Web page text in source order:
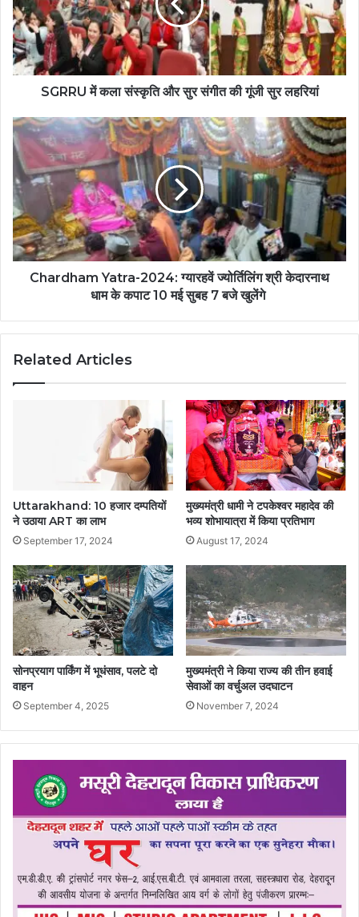
SGRRU में कला संस्कृति और सुर संगीत की गूंजी सुर लहरियां
Chardham Yatra-2024: ग्यारहवें ज्योर्तिलिंग श्री केदारनाथ
धाम के कपाट 10 मई सुबह 7 बजे खुलेंगे
Related Articles
Uttarakhand: 10 हजार दम्पतियों
ने उठाया ART का लाभ
September 17, 2024
मुख्यमंत्री धामी ने टपकेश्वर महादेव की
भव्य शोभायात्रा में किया प्रतिभाग
August 17, 2024
सोनप्रयाग पार्किंग में भूधंसाव, पलटे दो
वाहन
September 4, 2025
मुख्यमंत्री ने किया राज्य की तीन हवाई
सेवाओं का वर्चुअल उदघाटन
November 7, 2024